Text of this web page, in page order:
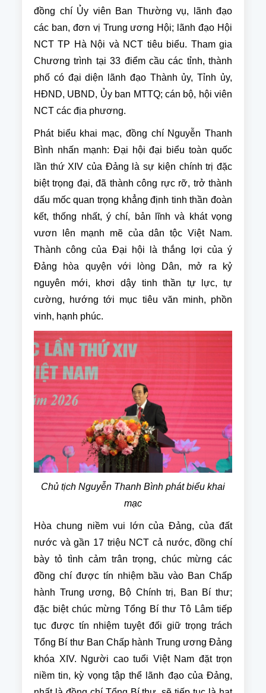
đồng chí Ủy viên Ban Thường vụ, lãnh đạo
các ban, đơn vị Trung ương Hội; lãnh đạo Hội
NCT TP Hà Nội và NCT tiêu biểu. Tham gia
Chương trình tại 33 điểm cầu các tỉnh, thành
phố có đại diện lãnh đạo Thành ủy, Tỉnh ủy,
HĐND, UBND, Ủy ban MTTQ; cán bộ, hội viên
NCT các địa phương.
Phát biểu khai mạc, đồng chí Nguyễn Thanh
Bình nhấn mạnh: Đại hội đại biểu toàn quốc
lần thứ XIV của Đảng là sự kiện chính trị đặc
biệt trọng đại, đã thành công rực rỡ, trở thành
dấu mốc quan trọng khẳng định tinh thần đoàn
kết, thống nhất, ý chí, bản lĩnh và khát vọng
vươn lên mạnh mẽ của dân tộc Việt Nam.
Thành công của Đại hội là thắng lợi của ý
Đảng hòa quyện với lòng Dân, mở ra kỷ
nguyên mới, khơi dậy tinh thần tự lực, tự
cường, hướng tới mục tiêu văn minh, phồn
vinh, hạnh phúc.
Chủ tịch Nguyễn Thanh Bình phát biểu khai
mạc
Hòa chung niềm vui lớn của Đảng, của đất
nước và gần 17 triệu NCT cả nước, đồng chí
bày tỏ tình cảm trân trọng, chúc mừng các
đồng chí được tín nhiệm bầu vào Ban Chấp
hành Trung ương, Bộ Chính trị, Ban Bí thư;
đặc biệt chúc mừng Tổng Bí thư Tô Lâm tiếp
tục được tín nhiệm tuyệt đối giữ trọng trách
Tổng Bí thư Ban Chấp hành Trung ương Đảng
khóa XIV. Người cao tuổi Việt Nam đặt trọn
niềm tin, kỳ vọng tập thể lãnh đạo của Đảng,